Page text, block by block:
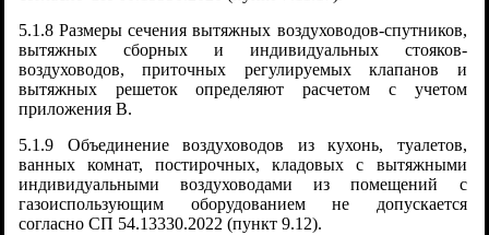
5.1.8 Размеры сечения вытяжных воздуховодов-спутников,
вытяжных сборных и индивидуальных стояков-
воздуховодов, приточных регулируемых клапанов и
вытяжных решеток определяют расчетом с учетом
приложения В.
5.1.9 Объединение воздуховодов из кухонь, туалетов,
ванных комнат, постирочных, кладовых с вытяжными
индивидуальными воздуховодами из помещений с
газоиспользующим оборудованием не допускается
согласно СП 54.13330.2022 (пункт 9.12).